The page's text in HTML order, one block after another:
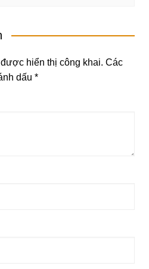
hiển thị công khai. Các
dấu *